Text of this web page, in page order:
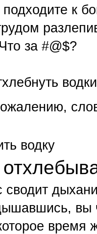
к
за #@$?
водки
водку
сводит
вы
время